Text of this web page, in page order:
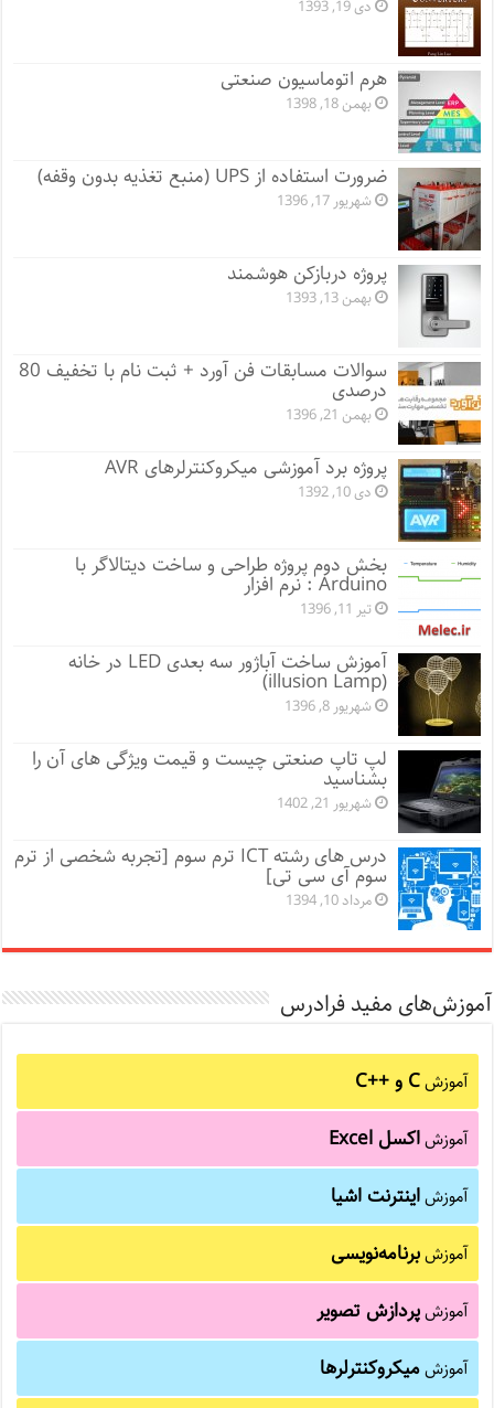
دی 19, 1393
هرم اتوماسیون صنعتی
بهمن 18, 1398
ضرورت استفاده از UPS (منبع تغذیه بدون وقفه)
شهریور 17, 1396
پروژه دربازکن هوشمند
بهمن 13, 1393
سوالات مسابقات فن آورد + ثبت نام با تخفیف 80
درصدی
بهمن 21, 1396
پروژه برد آموزشی میکروکنترلرهای AVR
دی 10, 1392
بخش دوم پروژه طراحی و ساخت دیتالاگر با
Arduino : نرم افزار
تیر 11, 1396
آموزش ساخت آباژور سه بعدی LED در خانه
(illusion Lamp)
شهریور 8, 1396
لپ تاپ صنعتی چیست و قیمت ویژگی های آن را
بشناسید
شهریور 21, 1402
درس های رشته ICT ترم سوم [تجربه شخصی از ترم
سوم آی سی تی]
مرداد 10, 1394
آموزش‌های مفید فرادرس
آموزشC و C++‎
آموزشاکسل Excel
آموزشاینترنت اشیا
آموزشبرنامه‌نویسی
آموزشپردازش تصویر
آموزشمیکروکنترلرها